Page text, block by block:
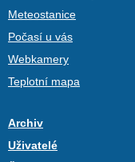
Meteostanice
Počasí u vás
Webkamery
Teplotní mapa
Archiv
Uživatelé